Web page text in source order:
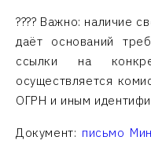
???? Важно: наличие
даёт оснований
ссылки на
осуществляется
ОГРН и иным
Документ: письмо